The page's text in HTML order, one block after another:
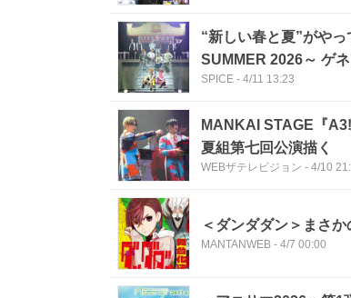
“新しい春と夏”がや
SUMMER 2026～ ゲ
SPICE - 4/11 13:23
MANKAI STAGE『
夏組第七回公演描く
WEBザテレビジョン - 4/10
＜ダンダダン＞まさ
MANTANWEB - 4/7 00:00